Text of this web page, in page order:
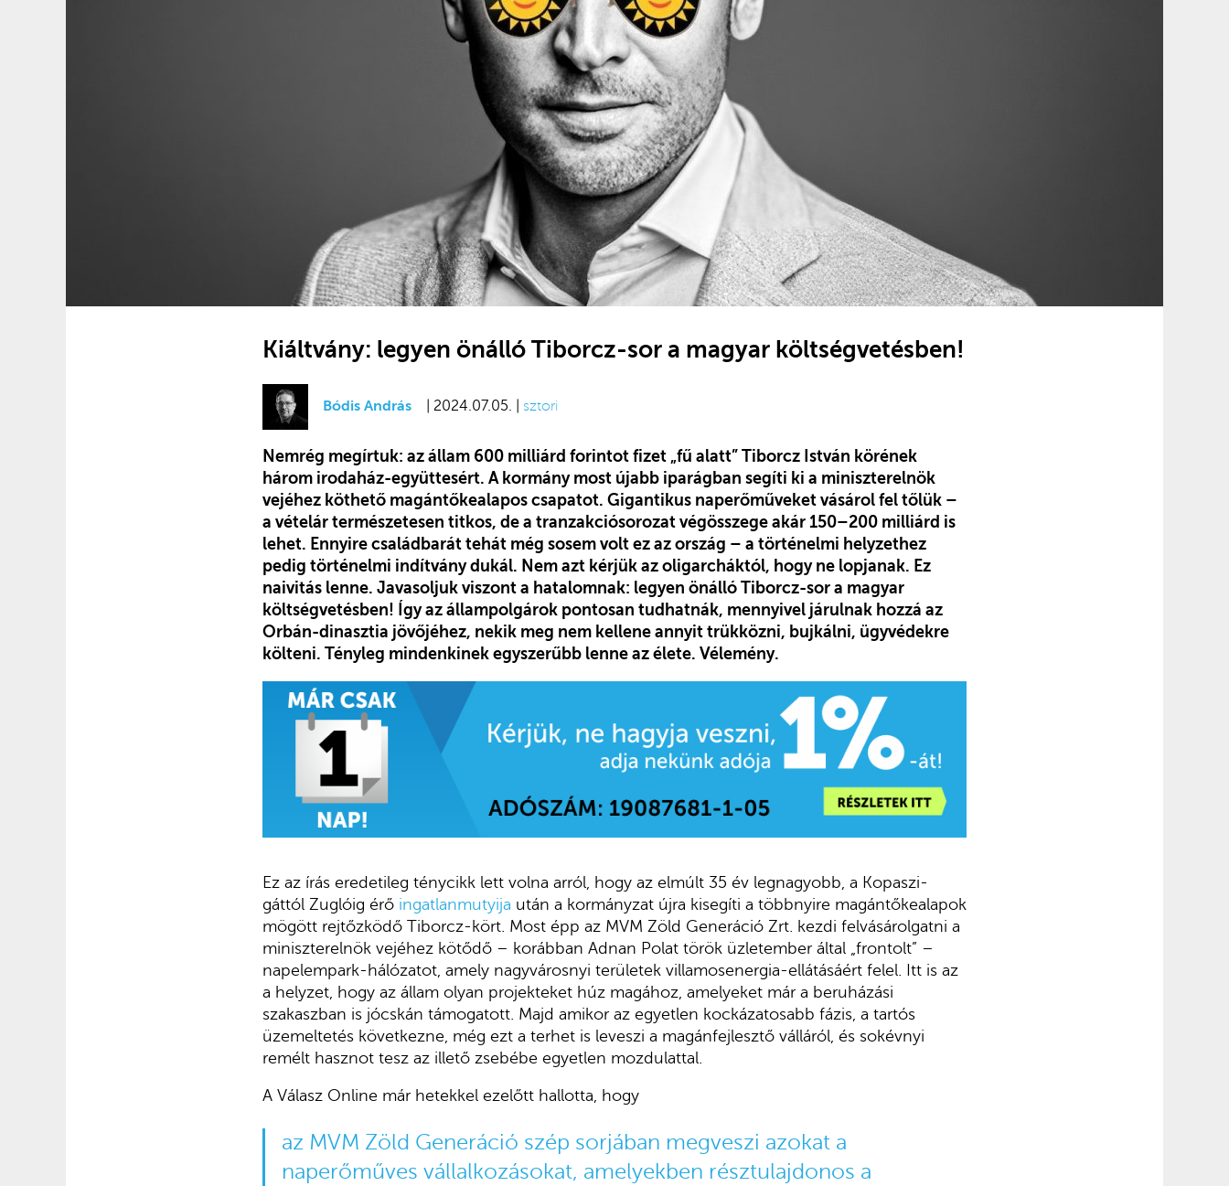
Kiáltvány: legyen önálló Tiborcz-sor a magyar költségvetésben!
Bódis András | 2024.07.05. | sztori
Nemrég megírtuk: az állam 600 milliárd forintot fizet „fű alatt” Tiborcz István körének
három irodaház-együttesért. A kormány most újabb iparágban segíti ki a miniszterelnök
vejéhez köthető magántőkealapos csapatot. Gigantikus naperőműveket vásárol fel tőlük –
a vételár természetesen titkos, de a tranzakciósorozat végösszege akár 150–200 milliárd is
lehet. Ennyire családbarát tehát még sosem volt ez az ország – a történelmi helyzethez
pedig történelmi indítvány dukál. Nem azt kérjük az oligarcháktól, hogy ne lopjanak. Ez
naivitás lenne. Javasoljuk viszont a hatalomnak: legyen önálló Tiborcz-sor a magyar
költségvetésben! Így az állampolgárok pontosan tudhatnák, mennyivel járulnak hozzá az
Orbán-dinasztia jövőjéhez, nekik meg nem kellene annyit trükközni, bujkálni, ügyvédekre
költeni. Tényleg mindenkinek egyszerűbb lenne az élete. Vélemény.
Ez az írás eredetileg ténycikk lett volna arról, hogy az elmúlt 35 év legnagyobb, a Kopaszi-
gáttól Zuglóig érő ingatlanmutyija után a kormányzat újra kisegíti a többnyire magántőkealapok
mögött rejtőzködő Tiborcz-kört. Most épp az MVM Zöld Generáció Zrt. kezdi felvásárolgatni a
miniszterelnök vejéhez kötődő – korábban Adnan Polat török üzletember által „frontolt” –
napelempark-hálózatot, amely nagyvárosnyi területek villamosenergia-ellátásáért felel. Itt is az
a helyzet, hogy az állam olyan projekteket húz magához, amelyeket már a beruházási
szakaszban is jócskán támogatott. Majd amikor az egyetlen kockázatosabb fázis, a tartós
üzemeltetés következne, még ezt a terhet is leveszi a magánfejlesztő válláról, és sokévnyi
remélt hasznot tesz az illető zsebébe egyetlen mozdulattal.
A Válasz Online már hetekkel ezelőtt hallotta, hogy
az MVM Zöld Generáció szép sorjában megveszi azokat a
naperőműves vállalkozásokat, amelyekben résztulajdonos a